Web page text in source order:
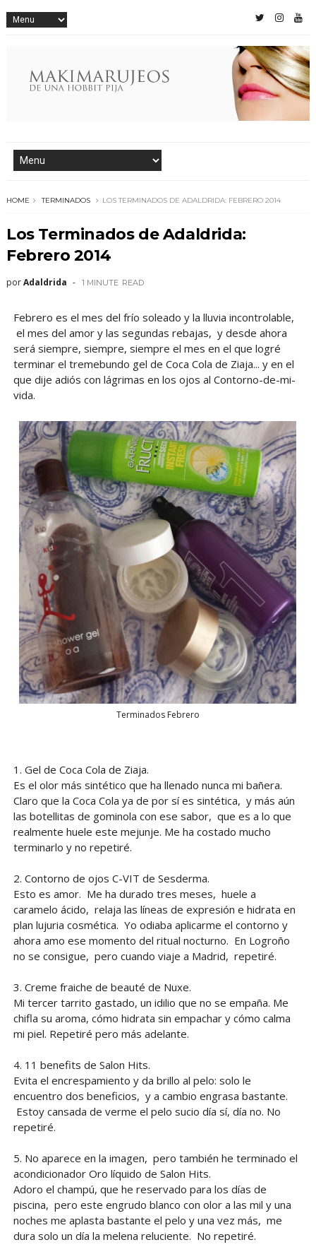
HOME TERMINADOS LOS TERMINADOS DE ADALDRIDA: FEBRERO 2014
Los Terminados de Adaldrida:
Febrero 2014
porAdaldrida 1 MINUTE READ
Febrero es el mes del frío soleado y la lluvia incontrolable,
el mes del amor y las segundas rebajas, y desde ahora
será siempre, siempre, siempre el mes en el que logré
terminar el tremebundo gel de Coca Cola de Ziaja... y en el
que dije adiós con lágrimas en los ojos al Contorno-de-mi-
vida.
Terminados Febrero
1. Gel de Coca Cola de Ziaja.
Es el olor más sintético que ha llenado nunca mi bañera.
Claro que la Coca Cola ya de por sí es sintética, y más aún
las botellitas de gominola con ese sabor, que es a lo que
realmente huele este mejunje. Me ha costado mucho
terminarlo y no repetiré.
2. Contorno de ojos C-VIT de Sesderma.
Esto es amor. Me ha durado tres meses, huele a
caramelo ácido, relaja las líneas de expresión e hidrata en
plan lujuria cosmética. Yo odiaba aplicarme el contorno y
ahora amo ese momento del ritual nocturno. En Logroño
no se consigue, pero cuando viaje a Madrid, repetiré.
3. Creme fraiche de beauté de Nuxe.
Mi tercer tarrito gastado, un idilio que no se empaña. Me
chifla su aroma, cómo hidrata sin empachar y cómo calma
mi piel. Repetiré pero más adelante.
4. 11 benefits de Salon Hits.
Evita el encrespamiento y da brillo al pelo: solo le
encuentro dos beneficios, y a cambio engrasa bastante.
Estoy cansada de verme el pelo sucio día sí, día no. No
repetiré.
5. No aparece en la imagen, pero también he terminado el
acondicionador Oro líquido de Salon Hits.
Adoro el champú, que he reservado para los días de
piscina, pero este engrudo blanco con olor a las mil y una
noches me aplasta bastante el pelo y una vez más, me
dura solo un día la melena reluciente. No repetiré.